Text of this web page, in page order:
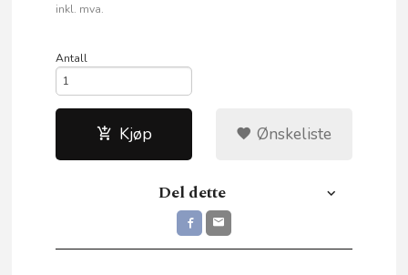
inkl. mva.
Antall
Kjøp Ønskeliste
Del dette